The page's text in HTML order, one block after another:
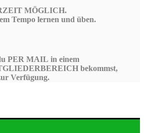
MÖGLICH.
Tempo lernen und üben.
PER MAIL in einem
bekommst,
Verfügung.